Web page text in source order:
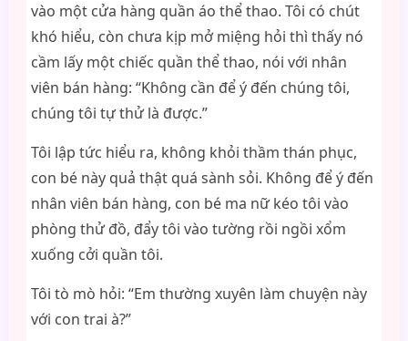
vào một cửa hàng quần áo thể thao. Tôi có chút
khó hiểu, còn chưa kịp mở miệng hỏi thì thấy nó
cầm lấy một chiếc quần thể thao, nói với nhân
viên bán hàng: “Không cần để ý đến chúng tôi,
chúng tôi tự thử là được.”
Tôi lập tức hiểu ra, không khỏi thầm thán phục,
con bé này quả thật quá sành sỏi. Không để ý đến
nhân viên bán hàng, con bé ma nữ kéo tôi vào
phòng thử đồ, đẩy tôi vào tường rồi ngồi xổm
xuống cởi quần tôi.
Tôi tò mò hỏi: “Em thường xuyên làm chuyện này
với con trai à?”